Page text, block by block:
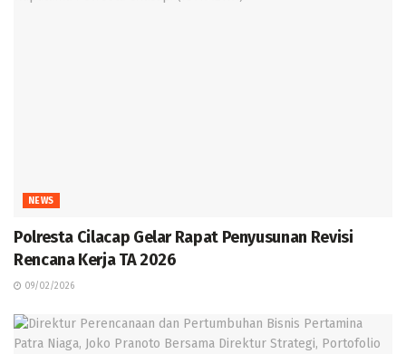
NEWS
Polresta Cilacap Gelar Rapat Penyusunan Revisi
Rencana Kerja TA 2026
09/02/2026